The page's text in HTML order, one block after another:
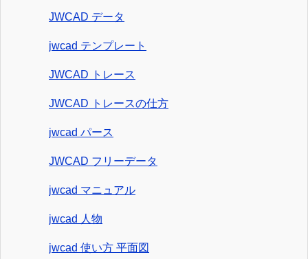
JWCAD データ
jwcad テンプレート
JWCAD トレース
JWCAD トレースの仕方
jwcad パース
JWCAD フリーデータ
jwcad マニュアル
jwcad 人物
jwcad 使い方 平面図